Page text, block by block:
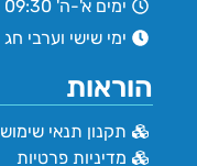
ימים א'-ה' 09:30 - 16:00
ימי שישי וערבי חג 09:30 - 13:00
הוראות
תקנון תנאי
מדיניות פרטיות